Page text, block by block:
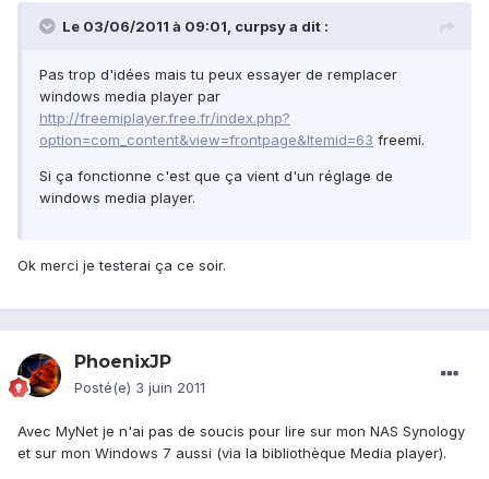
Le 03/06/2011 à 09:01, curpsy a dit :
Pas trop d'idées mais tu peux essayer de remplacer
windows media player par
http://freemiplayer.free.fr/index.php?
option=com_content&view=frontpage&Itemid=63 freemi.
Si ça fonctionne c'est que ça vient d'un réglage de
windows media player.
Ok merci je testerai ça ce soir.
PhoenixJP
Posté(e) 3 juin 2011
Avec MyNet je n'ai pas de soucis pour lire sur mon NAS Synology
et sur mon Windows 7 aussi (via la bibliothèque Media player).